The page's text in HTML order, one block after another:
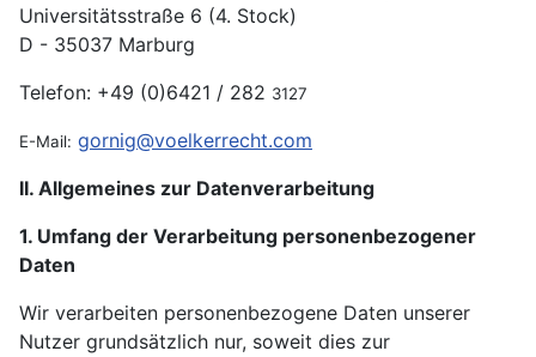
Universitätsstraße 6 (4. Stock)
D - 35037 Marburg
Telefon: +49 (0)6421 / 282 3127
E-Mail: gornig@voelkerrecht.com
II. Allgemeines zur Datenverarbeitung
1. Umfang der Verarbeitung personenbezogener
Daten
Wir verarbeiten personenbezogene Daten unserer
Nutzer grundsätzlich nur, soweit dies zur